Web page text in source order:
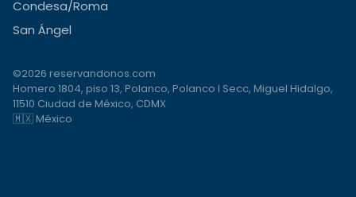
Condesa/Roma
San Ángel
©2026 reservandonos.com
Homero 1804, piso 13, Polanco, Polanco I Secc, Miguel Hidalgo,
11510 Ciudad de México, CDMX
🇲🇽 México